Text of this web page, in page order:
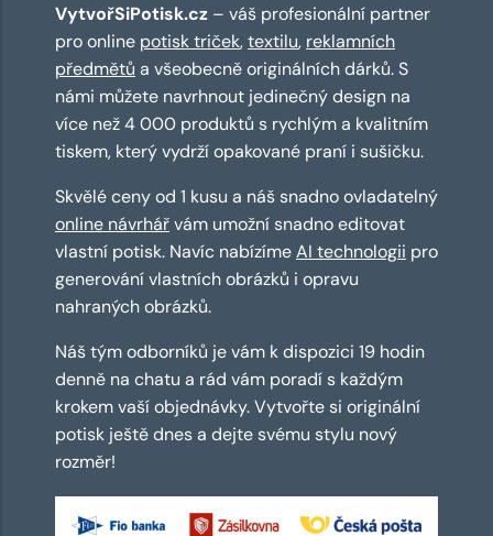
VytvořSiPotisk.cz – váš profesionální partner
pro online potisk triček,textilu, reklamních
předmětů a všeobecně originálních dárků. S
námi můžete navrhnout jedinečný design na
více než 4 000 produktů s rychlým a kvalitním
tiskem, který vydrží opakované praní i sušičku.
Skvělé ceny od 1 kusu a náš snadno ovladatelný
online návrhářvám umožní snadno editovat
vlastní potisk. Navíc nabízímeAI technologii pro
generování vlastních obrázků i opravu
nahraných obrázků.
Náš tým odborníků je vám k dispozici 19 hodin
denně na chatu a rád vám poradí s každým
krokem vaší objednávky. Vytvořte si originální
potisk ještě dnes a dejte svému stylu nový
rozměr!